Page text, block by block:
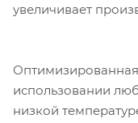
увеличивает
использовании
низкой